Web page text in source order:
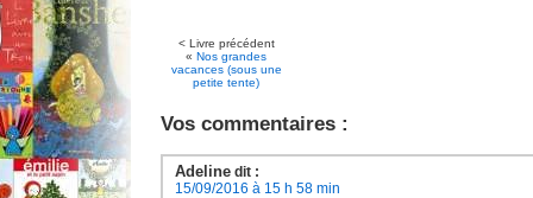
< Livre précédent
« Nos grandes
vacances (sous une
petite tente)
Vos commentaires :
Adeline dit :
15/09/2016 à 15 h 58 min